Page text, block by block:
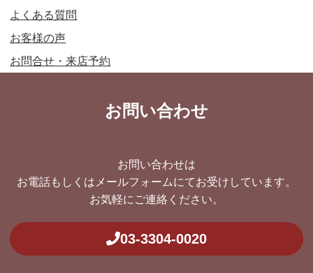
よくある質問
お客様の声
お問合せ・来店予約
お問い合わせ
お問い合わせは
お電話もしくはメールフォームにてお受けしています。
お気軽にご連絡ください。
03-3304-0020